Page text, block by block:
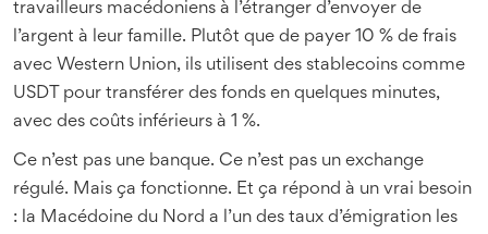
travailleurs macédoniens à l’étranger d’envoyer de
l’argent à leur famille. Plutôt que de payer 10 % de frais
avec Western Union, ils utilisent des stablecoins comme
USDT pour transférer des fonds en quelques minutes,
avec des coûts inférieurs à 1 %.
Ce n’est pas une banque. Ce n’est pas un exchange
régulé. Mais ça fonctionne. Et ça répond à un vrai besoin
: la Macédoine du Nord a l’un des taux d’émigration les